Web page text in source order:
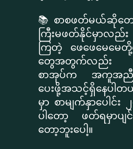
📚 စာစဖတ်မယ်ဆိုတော့
ကြီးမဖတ်နိုင်မှာလည်
ကြတဲ့ ဖေဖေမေမေ
တွေအတွက်လည်း
စာအုပ်က အကူအညီက
ပေးဖို့အသင့်ရှိနေပါ
မှာ စာမျက်နှာပေါင်း
ပါတော့ ဖတ်ရမှာပျင်
တော့ဘူးပေါ့။